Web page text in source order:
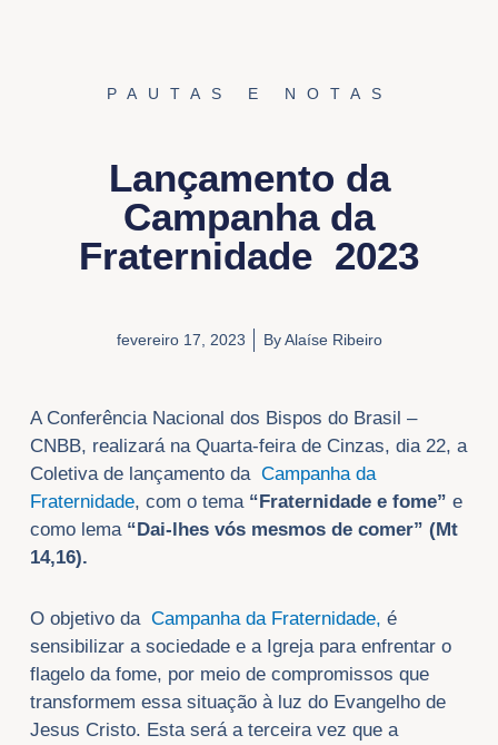
PAUTAS E NOTAS
Lançamento da
Campanha da
Fraternidade 2023
fevereiro 17, 2023 ByAlaíse Ribeiro
A Conferência Nacional dos Bispos do Brasil –
CNBB, realizará na Quarta-feira de Cinzas, dia 22, a
Coletiva de lançamento da Campanha da
Fraternidade, com o tema “Fraternidade e fome” e
como lema “Dai-lhes vós mesmos de comer” (Mt
14,16).
O objetivo da Campanha da Fraternidade, é
sensibilizar a sociedade e a Igreja para enfrentar o
flagelo da fome, por meio de compromissos que
transformem essa situação à luz do Evangelho de
Jesus Cristo. Esta será a terceira vez que a